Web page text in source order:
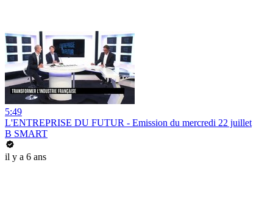
5:49
L'ENTREPRISE DU FUTUR - Emission du mercredi 22 juillet
B SMART
il y a 6 ans